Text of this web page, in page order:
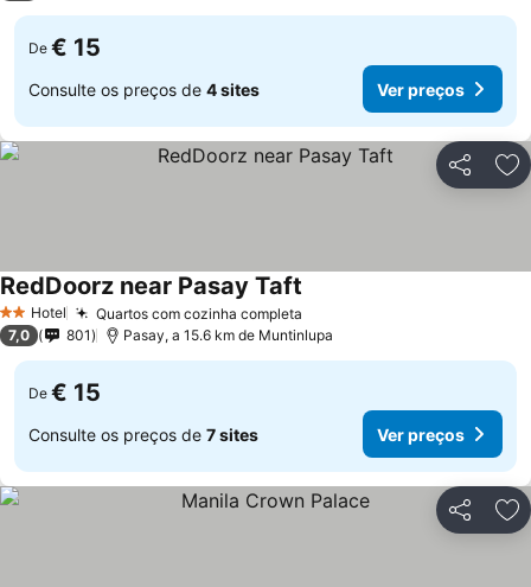
De € 15
Consulte os preços de 4 sites Ver preços
Partilhar
2 Estrelas
Hotel Quartos com cozinha completa
RedDoorz near Pasay Taft
7,0 801 Pasay, a 15.6 km de Muntinlupa
De € 15
Consulte os preços de 7 sites Ver preços
Partilhar